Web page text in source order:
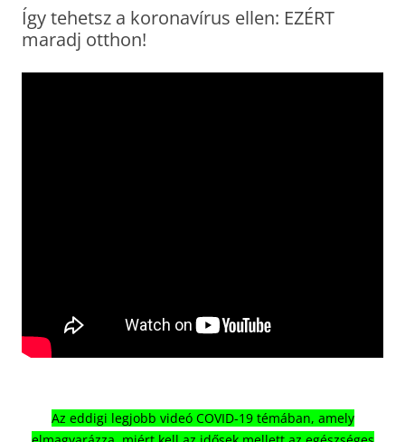
Így tehetsz a koronavírus ellen: EZÉRT
maradj otthon!
Az eddigi legjobb videó COVID-19 témában, amely